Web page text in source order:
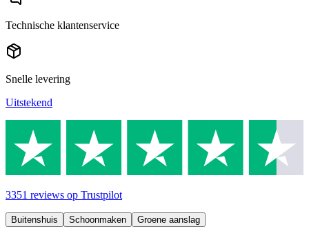
Technische klantenservice
Snelle levering
Uitstekend
3351 reviews op Trustpilot
Buitenshuis Schoonmaken Groene aanslag